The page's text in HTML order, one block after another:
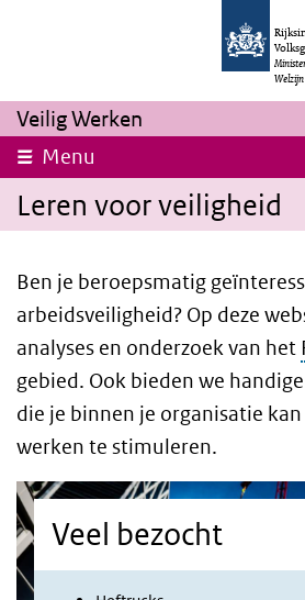
Overslaan en naar de inhoud gaan
Veilig Werken
Menu
Leren voor veiligheid
Ben je beroepsmatig
arbeidsveiligheid? Op deze
analyses en onderzoek van het
gebied. Ook bieden we
die je binnen je organisatie
werken te stimuleren.
Veel bezocht